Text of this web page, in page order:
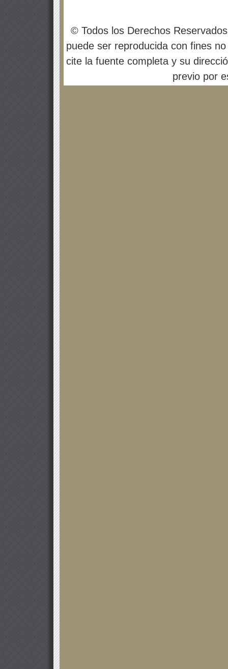
© Todos los Derechos
puede ser reproducida con fines
cite la fuente completa y su
previo por